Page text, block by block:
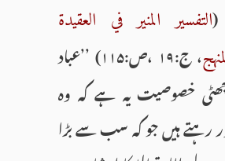
التفسير المنير في العقيدة
، ج:۱۹ ،ص:۱۱۵) ’’عباد
خصوصیت یہ ہے کہ وہ
ہیں جو کہ سب سے بڑا